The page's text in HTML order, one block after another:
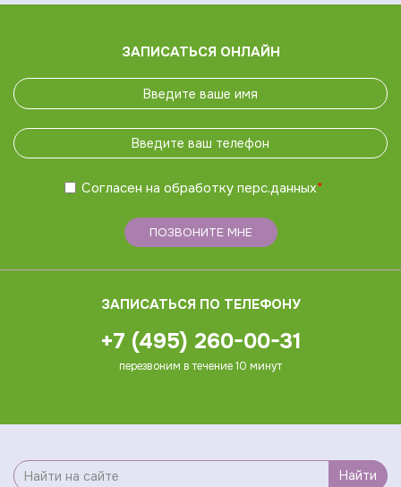
ЗАПИСАТЬСЯ ОНЛАЙН
Согласен на обработку перс.данных*
ПОЗВОНИТЕ МНЕ
ЗАПИСАТЬСЯ ПО ТЕЛЕФОНУ
+7 (495) 260-00-31
перезвоним в течение 10 минут
Найти